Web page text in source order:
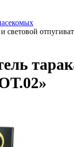
световой